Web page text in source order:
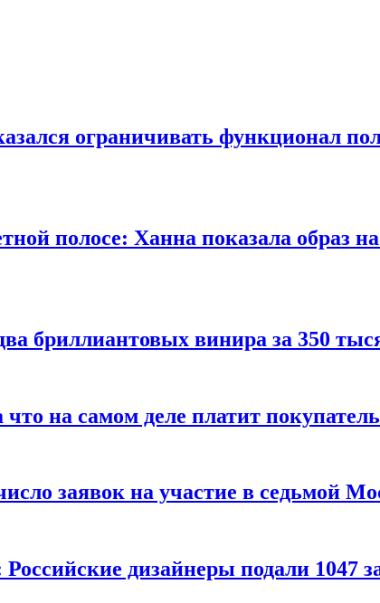
ограничивать функционал
полосе: Ханна показала образ
бриллиантовых винира за 350
на самом деле платит
заявок на участие в седьмой
дизайнеры подали 1047